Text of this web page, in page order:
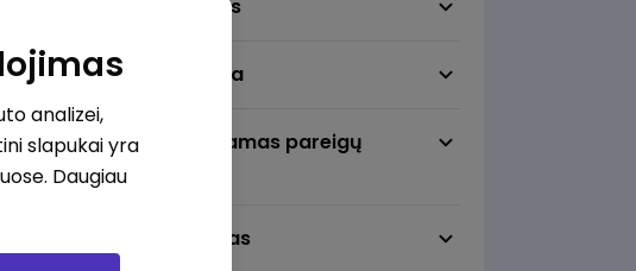
Darbo sritis
Darbo vieta
Pageidaujamas pareigų
Darbo laikas
analizei,
slapukai yra
Daugiau